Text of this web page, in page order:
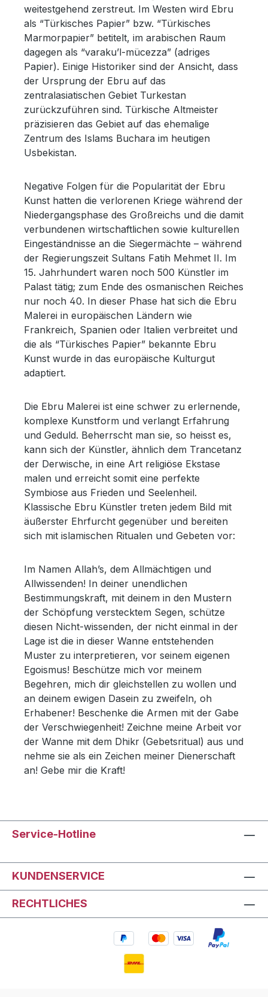
weitestgehend zerstreut. Im Westen wird Ebru
als “Türkisches Papier” bzw. “Türkisches
Marmorpapier” betitelt, im arabischen Raum
dagegen als “varaku’l-mücezza” (adriges
Papier). Einige Historiker sind der Ansicht, dass
der Ursprung der Ebru auf das
zentralasiatischen Gebiet Turkestan
zurückzuführen sind. Türkische Altmeister
präzisieren das Gebiet auf das ehemalige
Zentrum des Islams Buchara im heutigen
Usbekistan.
Negative Folgen für die Popularität der Ebru
Kunst hatten die verlorenen Kriege während der
Niedergangsphase des Großreichs und die damit
verbundenen wirtschaftlichen sowie kulturellen
Eingeständnisse an die Siegermächte – während
der Regierungszeit Sultans Fatih Mehmet II. Im
15. Jahrhundert waren noch 500 Künstler im
Palast tätig; zum Ende des osmanischen Reiches
nur noch 40. In dieser Phase hat sich die Ebru
Malerei in europäischen Ländern wie
Frankreich, Spanien oder Italien verbreitet und
die als “Türkisches Papier” bekannte Ebru
Kunst wurde in das europäische Kulturgut
adaptiert.
Die Ebru Malerei ist eine schwer zu erlernende,
komplexe Kunstform und verlangt Erfahrung
und Geduld. Beherrscht man sie, so heisst es,
kann sich der Künstler, ähnlich dem Trancetanz
der Derwische, in eine Art religiöse Ekstase
malen und erreicht somit eine perfekte
Symbiose aus Frieden und Seelenheil.
Klassische Ebru Künstler treten jedem Bild mit
äußerster Ehrfurcht gegenüber und bereiten
sich mit islamischen Ritualen und Gebeten vor:
Im Namen Allah’s, dem Allmächtigen und
Allwissenden! In deiner unendlichen
Bestimmungskraft, mit deinem in den Mustern
der Schöpfung verstecktem Segen, schütze
diesen Nicht-wissenden, der nicht einmal in der
Lage ist die in dieser Wanne entstehenden
Muster zu interpretieren, vor seinem eigenen
Egoismus! Beschütze mich vor meinem
Begehren, mich dir gleichstellen zu wollen und
an deinem ewigen Dasein zu zweifeln, oh
Erhabener! Beschenke die Armen mit der Gabe
der Verschwiegenheit! Zeichne meine Arbeit vor
der Wanne mit dem Dhikr (Gebetsritual) aus und
nehme sie als ein Zeichen meiner Dienerschaft
an! Gebe mir die Kraft!
Service-Hotline
KUNDENSERVICE
RECHTLICHES